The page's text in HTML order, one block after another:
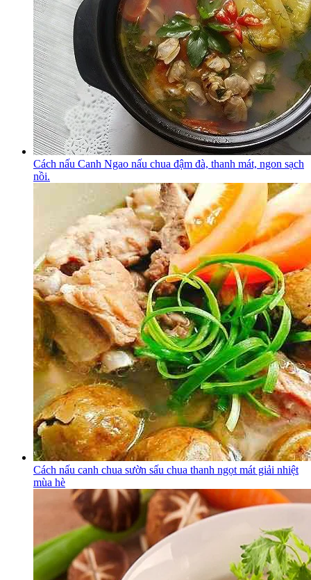
Cách nấu Canh Ngao nấu chua đậm đà, thanh mát, ngon sạch
nồi.
Cách nấu canh chua sườn sấu chua thanh ngọt mát giải nhiệt
mùa hè